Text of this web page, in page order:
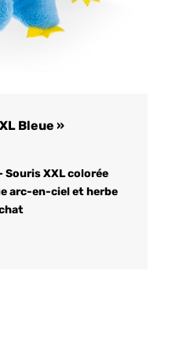
Bleue »
XXL colorée
arc-en-ciel et herbe